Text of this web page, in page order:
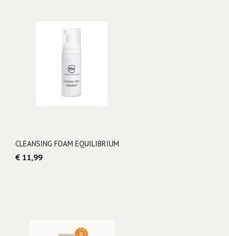
CLEANSING FOAM EQUILIBRIUM
€ 11,99